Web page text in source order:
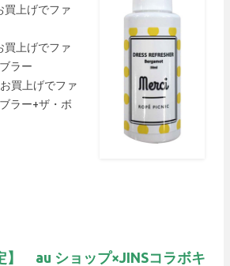
買上げでファ
買上げでファ
ラー
買上げでファ
ラー+ザ・ボ
】
au ショップ×JINSコラボキ